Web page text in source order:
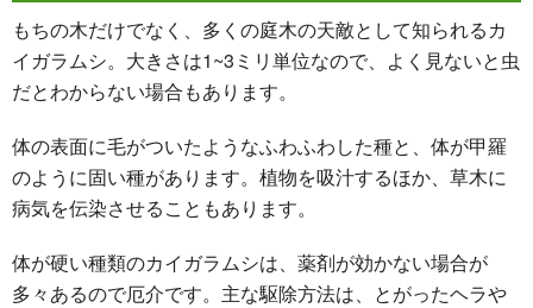
もちの木だけでなく、多くの庭木の天敵として知られるカ
イガラムシ。大きさは1~3ミリ単位なので、よく見ないと虫
だとわからない場合もあります。
体の表面に毛がついたようなふわふわした種と、体が甲羅
のように固い種があります。植物を吸汁するほか、草木に
病気を伝染させることもあります。
体が硬い種類のカイガラムシは、薬剤が効かない場合が
多々あるので厄介です。主な駆除方法は、とがったヘラや